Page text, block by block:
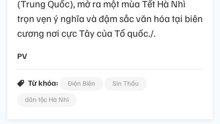
(Trung Quốc), mở ra một mùa Tết Hà Nhì
trọn vẹn ý nghĩa và đậm sắc văn hóa tại biên
cương nơi cực Tây của Tổ quốc./.
PV
Từ khóa: Điện Biên
Sín Thầu
dân tộc Hà Nhì